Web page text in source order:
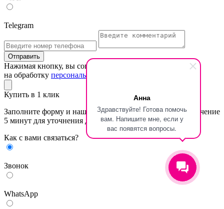
Анна
Здравствуйте! Готова помочь
вам. Напишите мне, если у
вас появятся вопросы.
Telegram
Отправить
Нажимая кнопку, вы соглашаетесь
на обработку персональных данных
Купить в 1 клик
Заполните форму и наш специалист свяжется с вами в течение
5 минут для уточнения деталей заказа
Как с вами связаться?
Звонок
WhatsApp